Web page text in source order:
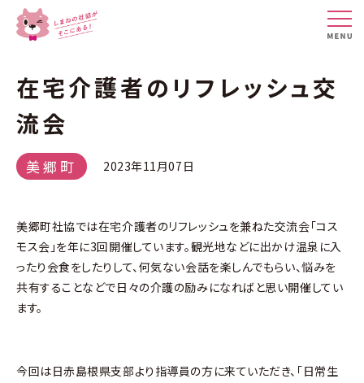
在宅介護者のリフレッシュ交
流会
美郷町 2023年11月07日
美郷町社協では在宅介護者のリフレッシュを兼ねた交流会「コス
モス会」を年に3回開催しています。観光地などに出かけ温泉に入
ったり会食をしたりして、何気ない会話を楽しんでもらい、悩みを
共有することなどで日々の介護の励みになればと思い開催してい
ます。
今回は日赤島根県支部より指導員の方に来ていただき、「日常生